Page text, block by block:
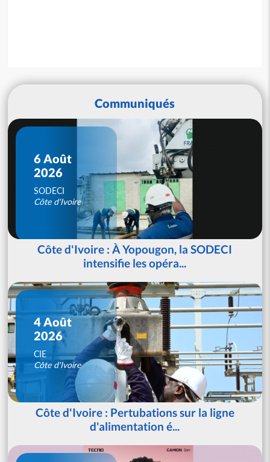
Communiqués
6 Août
2026
SODECI
Côte d'Ivoire
Côte d'Ivoire : À Yopougon, la SODECI
intensifie les opéra...
4 Août
2026
CIE
Côte d'Ivoire
Côte d'Ivoire : Pertubations sur la ligne
d'alimentation é...